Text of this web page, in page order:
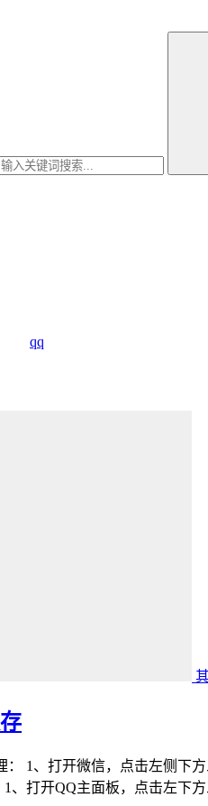
qq
1、打开微信，点击左侧下
、打开QQ主面板，点击左下